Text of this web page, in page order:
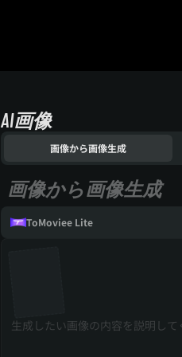
AI画像
画像から画像生成
画像から画像生成
ToMoviee Lite